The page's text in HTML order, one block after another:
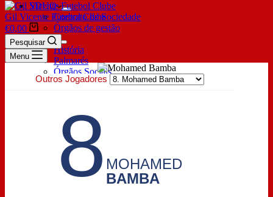
SDUQ
Contrato de Sociedade
Órgãos de gestão
Clube
História
Palmarés
Órgãos Sociais
Prestação de contas
Descontos Exclusivos
Lugar Anual & Renovação
Inscrição de sócio
Pagamento de quotas
Bilheteira
Parceiros
Patrocinador Principal
Gil Vicente Futebol Clube
€0,00
Pesquisar
Menu
Outros Jogadores
8 MOHAMED
BAMBA